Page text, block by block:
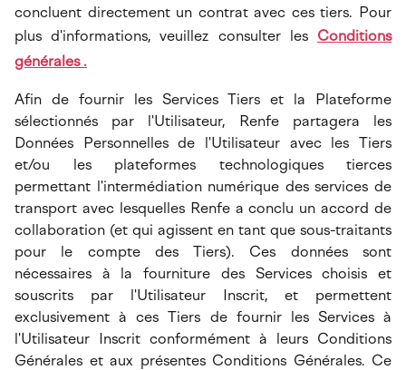
concluent directement un contrat avec ces tiers. Pour
plus d'informations, veuillez consulter les Conditions
générales .
Afin de fournir les Services Tiers et la Plateforme
sélectionnés par l'Utilisateur, Renfe partagera les
Données Personnelles de l'Utilisateur avec les Tiers
et/ou les plateformes technologiques tierces
permettant l'intermédiation numérique des services de
transport avec lesquelles Renfe a conclu un accord de
collaboration (et qui agissent en tant que sous-traitants
pour le compte des Tiers). Ces données sont
nécessaires à la fourniture des Services choisis et
souscrits par l'Utilisateur Inscrit, et permettent
exclusivement à ces Tiers de fournir les Services à
l'Utilisateur Inscrit conformément à leurs Conditions
Générales et aux présentes Conditions Générales. Ce